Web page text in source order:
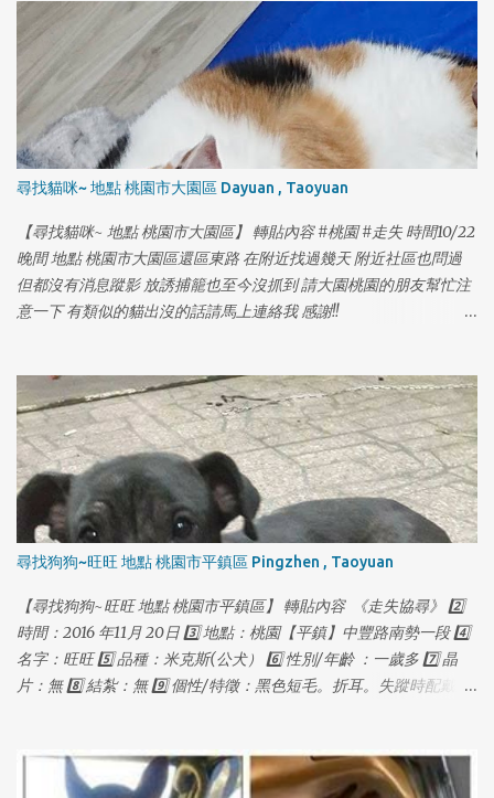
1
尋找貓咪~ 地點 桃園市大園區 Dayuan , Taoyuan
【尋找貓咪~ 地點 桃園市大園區】 轉貼內容 #桃園 #走失 時間10/22
晚間 地點 桃園市大園區還區東路 在附近找過幾天 附近社區也問過
但都沒有消息蹤影 放誘捕籠也至今沒抓到 請大園桃園的朋友幫忙注
意一下 有類似的貓出沒的話請馬上連絡我 感謝!!
尋找狗狗~旺旺 地點 桃園市平鎮區 Pingzhen , Taoyuan
【尋找狗狗~旺旺 地點 桃園市平鎮區】 轉貼內容 《走失協尋》 2️⃣
時間：2016 年11月 20日 3️⃣ 地點：桃園【平鎮】中豐路南勢一段 4️⃣
名字：旺旺 5️⃣ 品種：米克斯(公犬） 6️⃣ 性別/年齡 ：一歲多 7️⃣ 晶
片：無 8️⃣ 結紮：無 9️⃣ 個性/特徵：黑色短毛。折耳。失蹤時配戴紅